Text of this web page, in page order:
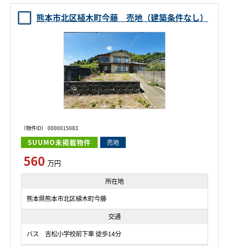
熊本市北区植木町今藤 売地（建築条件なし）
〔物件ID〕 0000015083
SUUMO未掲載物件 売地
560 万円
所在地
熊本県熊本市北区植木町今藤
交通
バス 吉松小学校前下車 徒歩14分